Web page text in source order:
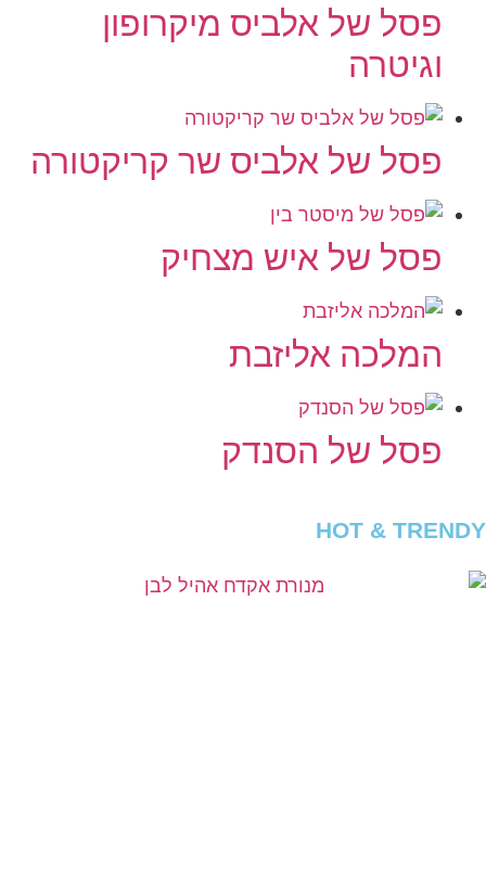
פסל של אלביס מיקרופון
וגיטרה
פסל של אלביס שר קריקטורה
פסל של איש מצחיק
המלכה אליזבת
פסל של הסנדק
HOT & TRENDY